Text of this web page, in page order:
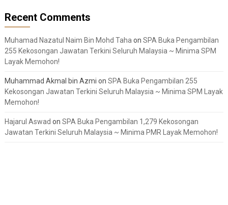
Recent Comments
Muhamad Nazatul Naim Bin Mohd Taha on SPA Buka Pengambilan
255 Kekosongan Jawatan Terkini Seluruh Malaysia ~ Minima SPM
Layak Memohon!
Muhammad Akmal bin Azmi on SPA Buka Pengambilan 255
Kekosongan Jawatan Terkini Seluruh Malaysia ~ Minima SPM Layak
Memohon!
Hajarul Aswad on SPA Buka Pengambilan 1,279 Kekosongan
Jawatan Terkini Seluruh Malaysia ~ Minima PMR Layak Memohon!